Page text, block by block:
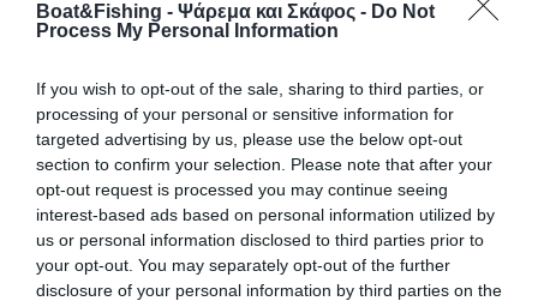
Boat&Fishing - Ψάρεμα και Σκάφος - Do Not
Process My Personal Information
If you wish to opt-out of the sale, sharing to third parties, or
processing of your personal or sensitive information for
targeted advertising by us, please use the below opt-out
section to confirm your selection. Please note that after your
opt-out request is processed you may continue seeing
interest-based ads based on personal information utilized by
us or personal information disclosed to third parties prior to
your opt-out. You may separately opt-out of the further
disclosure of your personal information by third parties on the
Η μελέτη αποκαλύπτει ότι τοποσοστό των
ετησίωςτα τελευταία χρόνια, εντείνοντας την ανησυχία
για το μέλλον της θαλάσσιας ζωής και την επιβίωση
εκατομμυρίων ανθρώπων που εξαρτώνται από την
αλιεία.
Οι ειδικοί υπογραμμίζουν την ανάγκη άμεσης εφαρμογής
αυστηρότερων πολιτικών διαχείρισης, προκειμένου να
ανακοπεί η ανησυχητική αυτή τάση.